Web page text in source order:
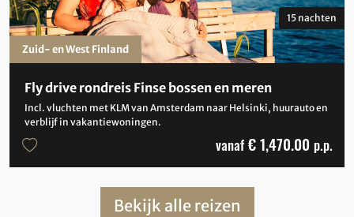
Fly drive rondreis Finse bossen en meren
Incl. vluchten met KLM van Amsterdam naar Helsinki, huurauto en
verblijf in vakantiewoningen.
15 nachten
vanaf € 1,470.00 p.p.
Zuid- en West Finland
Bekijk alle reizen